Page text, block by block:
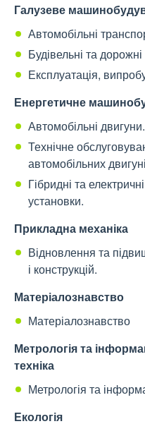
Галузеве
Автомобільні
Будівельні та
Експлуатація,
Енергетичне
Автомобільні двигуни.
Технічне
автомобільних
Гібридні та
установки.
Прикладна механіка
Відновлення та
і конструкцій.
Матеріалознавство
Матеріалознавство
Метрологія та
техніка
Метрологія та
Екологія